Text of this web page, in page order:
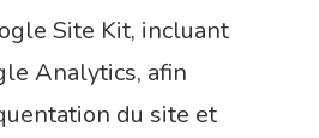
Site Kit, incluant
Analytics, afin
du site et